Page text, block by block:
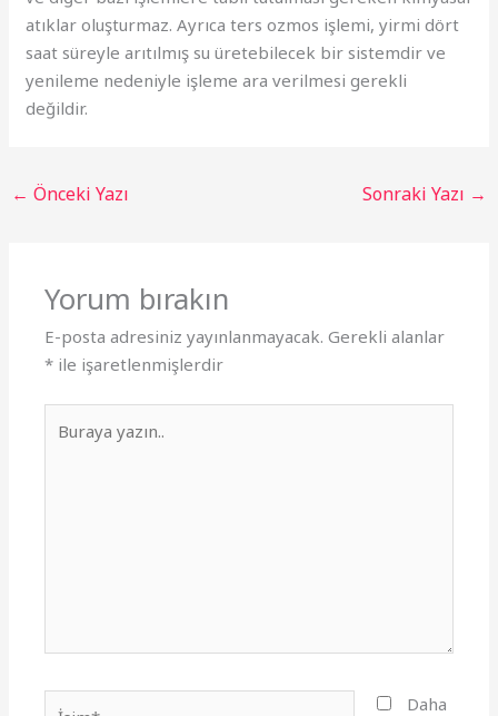
atıklar oluşturmaz. Ayrıca ters ozmos işlemi, yirmi dört
saat süreyle arıtılmış su üretebilecek bir sistemdir ve
yenileme nedeniyle işleme ara verilmesi gerekli
değildir.
← Önceki Yazı Sonraki Yazı →
Yorum bırakın
E-posta adresiniz yayınlanmayacak. Gerekli alanlar
* ile işaretlenmişlerdir
yazın..
Daha